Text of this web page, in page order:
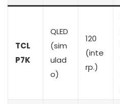
TCL
P7K
QLED
(sim
ulad
o)
120
(inte
rp.)